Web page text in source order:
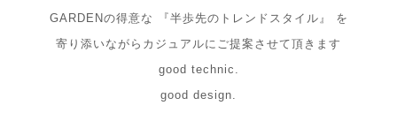
GARDENの得意な 『半歩先のトレンドスタイル』 を
寄り添いながらカジュアルにご提案させて頂きます
good technic.
good design.